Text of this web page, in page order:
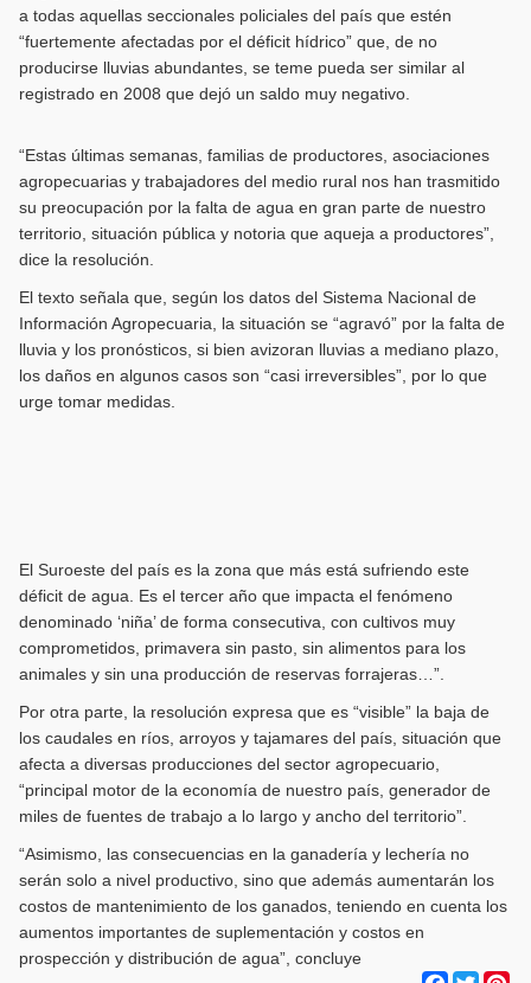
a todas aquellas seccionales policiales del país que estén
“fuertemente afectadas por el déficit hídrico” que, de no
producirse lluvias abundantes, se teme pueda ser similar al
registrado en 2008 que dejó un saldo muy negativo.
“Estas últimas semanas, familias de productores, asociaciones
agropecuarias y trabajadores del medio rural nos han trasmitido
su preocupación por la falta de agua en gran parte de nuestro
territorio, situación pública y notoria que aqueja a productores”,
dice la resolución.
El texto señala que, según los datos del Sistema Nacional de
Información Agropecuaria, la situación se “agravó” por la falta de
lluvia y los pronósticos, si bien avizoran lluvias a mediano plazo,
los daños en algunos casos son “casi irreversibles”, por lo que
urge tomar medidas.
El Suroeste del país es la zona que más está sufriendo este
déficit de agua. Es el tercer año que impacta el fenómeno
denominado ‘niña’ de forma consecutiva, con cultivos muy
comprometidos, primavera sin pasto, sin alimentos para los
animales y sin una producción de reservas forrajeras…”.
Por otra parte, la resolución expresa que es “visible” la baja de
los caudales en ríos, arroyos y tajamares del país, situación que
afecta a diversas producciones del sector agropecuario,
“principal motor de la economía de nuestro país, generador de
miles de fuentes de trabajo a lo largo y ancho del territorio”.
“Asimismo, las consecuencias en la ganadería y lechería no
serán solo a nivel productivo, sino que además aumentarán los
costos de mantenimiento de los ganados, teniendo en cuenta los
aumentos importantes de suplementación y costos en
prospección y distribución de agua”, concluye